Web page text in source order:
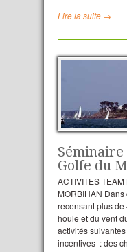
Lire la suite →
Golfe du
ACTIVITES
MORBIHAN
recensant plus de
houle et du vent
activités
incentives : des